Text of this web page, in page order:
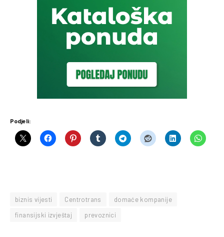
Podjeli:
biznis vijesti Centrotrans
domaće kompanije
finansijski izvještaj
prevoznici